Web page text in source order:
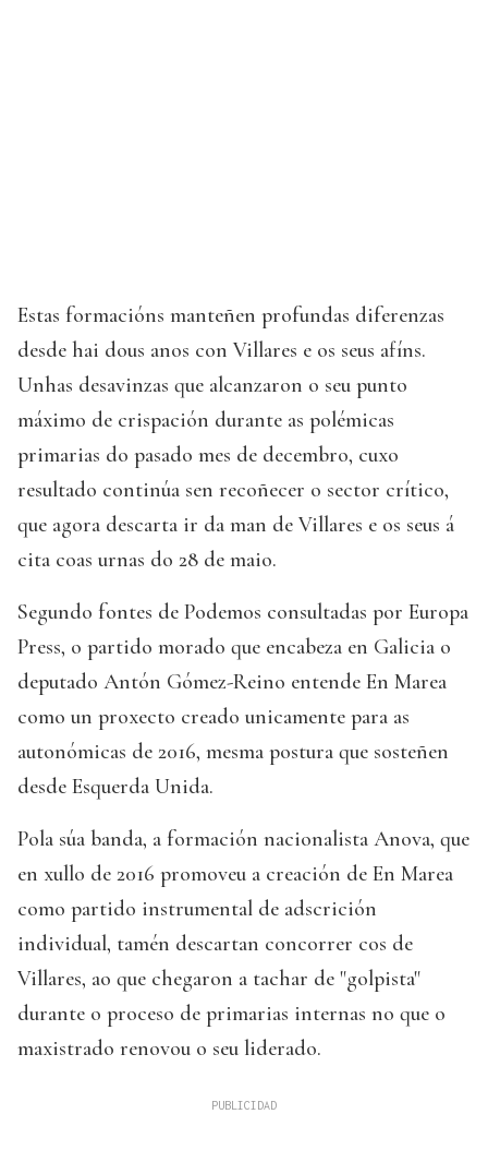
Estas formacións manteñen profundas diferenzas
desde hai dous anos con Villares e os seus afíns.
Unhas desavinzas que alcanzaron o seu punto
máximo de crispación durante as polémicas
primarias do pasado mes de decembro, cuxo
resultado continúa sen recoñecer o sector crítico,
que agora descarta ir da man de Villares e os seus á
cita coas urnas do 28 de maio.
Segundo fontes de Podemos consultadas por Europa
Press, o partido morado que encabeza en Galicia o
deputado Antón Gómez-Reino entende En Marea
como un proxecto creado unicamente para as
autonómicas de 2016, mesma postura que sosteñen
desde Esquerda Unida.
Pola súa banda, a formación nacionalista Anova, que
en xullo de 2016 promoveu a creación de En Marea
como partido instrumental de adscrición
individual, tamén descartan concorrer cos de
Villares, ao que chegaron a tachar de "golpista"
durante o proceso de primarias internas no que o
maxistrado renovou o seu liderado.